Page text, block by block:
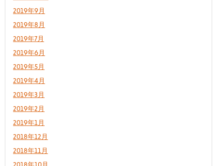
2019年9月
2019年8月
2019年7月
2019年6月
2019年5月
2019年4月
2019年3月
2019年2月
2019年1月
2018年12月
2018年11月
2018年10月